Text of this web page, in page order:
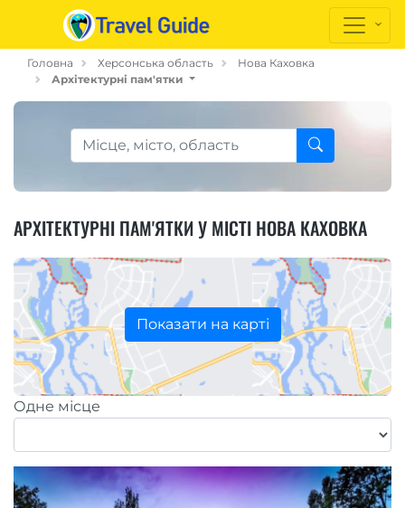
Головна Херсонська область
Нова Каховка
Архітектурні пам'ятки
АРХІТЕКТУРНІ ПАМ'ЯТКИ У МІСТІ НОВА КАХОВКА
Показати на карті
Одне місце